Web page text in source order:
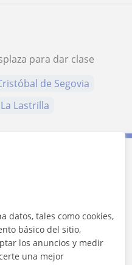
para dar clase
de Segovia
La Lastrilla
datos, tales como cookies,
básico del sitio,
los anuncios y medir
una mejor